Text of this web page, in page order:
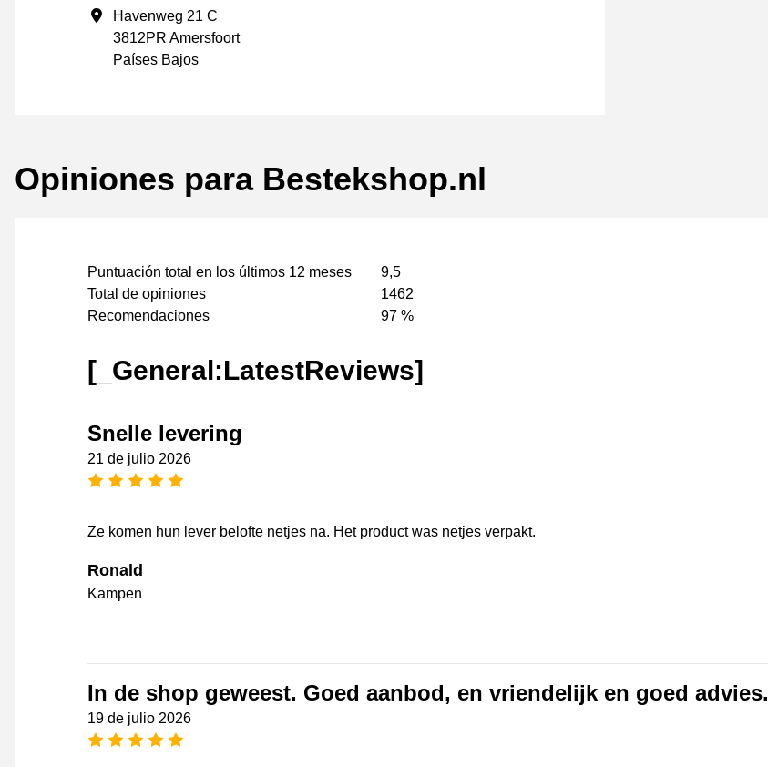
Dirección de la empresa
Havenweg 21 C
3812PR Amersfoort
Países Bajos
Opiniones para Bestekshop.nl
Puntuación total en los últimos 12 meses
9,5
Total de opiniones
1462
Recomendaciones
97 %
[_General:LatestReviews]
Snelle levering
21 de julio 2026
[_General:NumberOfStarsPluralFormat]
Ze komen hun lever belofte netjes na. Het product was netjes verpakt.
Ronald
Kampen
In de shop geweest. Goed aanbod, en vriendelijk en goed advies.
19 de julio 2026
[_General:NumberOfStarsPluralFormat]